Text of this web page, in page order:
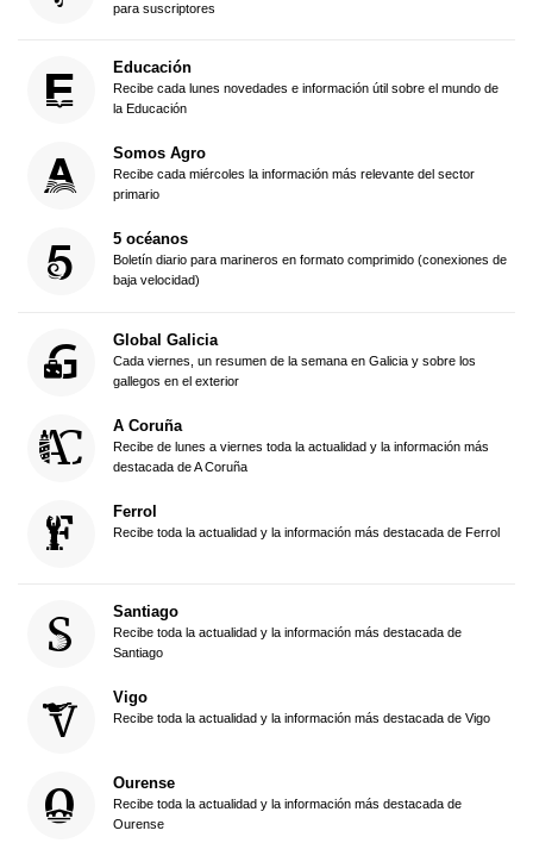
para suscriptores
Educación
Recibe cada lunes novedades e información útil sobre el mundo de
la Educación
Somos Agro
Recibe cada miércoles la información más relevante del sector
primario
5 océanos
Boletín diario para marineros en formato comprimido (conexiones de
baja velocidad)
Global Galicia
Cada viernes, un resumen de la semana en Galicia y sobre los
gallegos en el exterior
A Coruña
Recibe de lunes a viernes toda la actualidad y la información más
destacada de A Coruña
Ferrol
Recibe toda la actualidad y la información más destacada de Ferrol
Santiago
Recibe toda la actualidad y la información más destacada de
Santiago
Vigo
Recibe toda la actualidad y la información más destacada de Vigo
Ourense
Recibe toda la actualidad y la información más destacada de
Ourense